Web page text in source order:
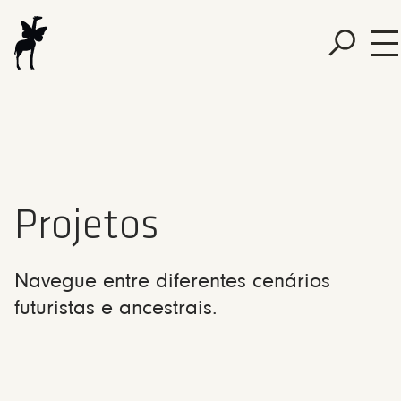
Projetos
Navegue entre diferentes cenários
futuristas e ancestrais.